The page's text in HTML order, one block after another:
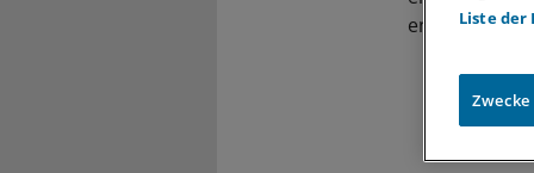
entscheiden.
Liste